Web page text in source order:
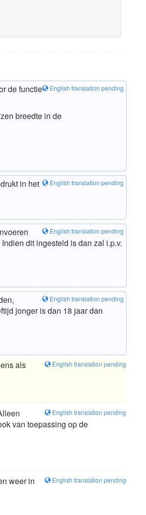
English translation pending
de functie
breedte in de
English translation pending
in het
English translation pending
dit ingesteld is dan zal i.p.v.
English translation pending
jonger is dan 18 jaar dan
English translation pending
als
English translation pending
van toepassing op de
English translation pending
weer in